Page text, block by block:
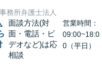
務所弁護士法人
面談方法(対
面・電話・ビ
デオなど)は応
相談
営業時間：
09:00~18:0
0（平日）